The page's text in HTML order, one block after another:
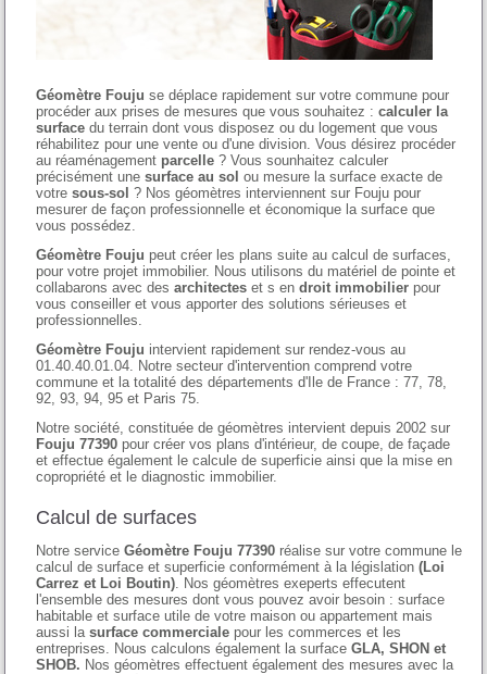
Géomètre Fouju se déplace rapidement sur votre commune pour
procéder aux prises de mesures que vous souhaitez :calculer la
surface du terrain dont vous disposez ou du logement que vous
réhabilitez pour une vente ou d'une division. Vous désirez procéder
au réaménagement parcelle ? Vous sounhaitez calculer
précisément unesurface au sol ou mesure la surface exacte de
votresous-sol ? Nos géomètres interviennent sur Fouju pour
mesurer de façon professionnelle et économique la surface que
vous possédez.
Géomètre Fouju peut créer les plans suite au calcul de surfaces,
pour votre projet immobilier. Nous utilisons du matériel de pointe et
collabarons avec desarchitectes et s endroit immobilier pour
vous conseiller et vous apporter des solutions sérieuses et
professionnelles.
Géomètre Fouju intervient rapidement sur rendez-vous au
01.40.40.01.04. Notre secteur d'intervention comprend votre
commune et la totalité des départements d'Ile de France : 77, 78,
92, 93, 94, 95 et Paris 75.
Notre société, constituée de géomètres intervient depuis 2002 sur
Fouju 77390 pour créer vos plans d'intérieur, de coupe, de façade
et effectue également le calcule de superficie ainsi que la mise en
copropriété et le diagnostic immobilier.
Calcul de surfaces
Notre serviceGéomètre Fouju 77390 réalise sur votre commune le
calcul de surface et superficie conformément à la législation(Loi
Carrez et Loi Boutin). Nos géomètres exeperts effecutent
l'ensemble des mesures dont vous pouvez avoir besoin : surface
habitable et surface utile de votre maison ou appartement mais
aussi lasurface commerciale pour les commerces et les
entreprises. Nous calculons également la surfaceGLA, SHON et
SHOB. Nos géomètres effectuent également des mesures avec la